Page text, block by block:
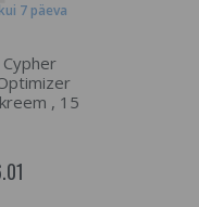
7 päeva
Cypher
, 15